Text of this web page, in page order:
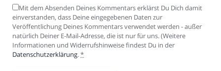
Mit dem Absenden Deines Kommentars erklärst Du Dich damit
einverstanden, dass Deine eingegebenen Daten zur
Veröffentlichung Deines Kommentars verwendet werden - außer
natürlich Deiner E-Mail-Adresse, die ist nur für uns. (Weitere
Informationen und Widerrufshinweise findest Du in der
Datenschutzerklärung. *